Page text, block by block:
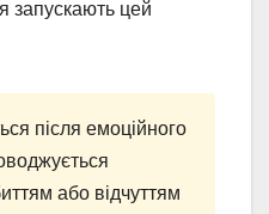
запускають цей
після емоційного
або відчуттям